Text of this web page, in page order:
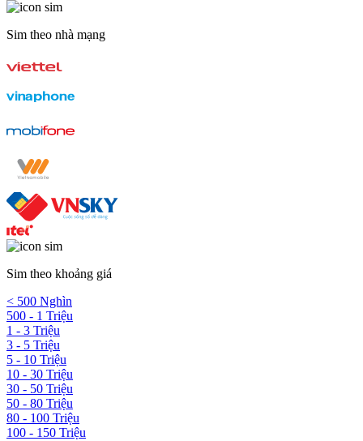
Sim theo nhà mạng
Sim theo khoảng giá
< 500 Nghìn
500 - 1 Triệu
1 - 3 Triệu
3 - 5 Triệu
5 - 10 Triệu
10 - 30 Triệu
30 - 50 Triệu
50 - 80 Triệu
80 - 100 Triệu
100 - 150 Triệu